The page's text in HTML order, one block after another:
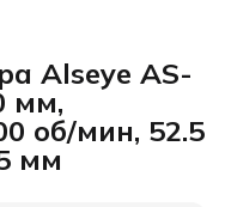
для компьютеров ›
Alseye AS-
мм,
об/мин, 52.5
мм